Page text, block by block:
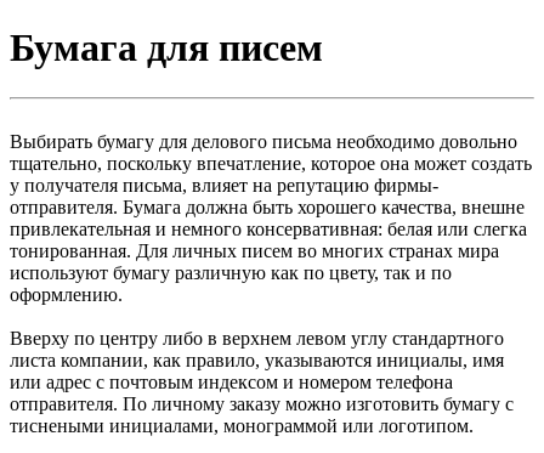
Бумага для писем
Выбирать бумагу для делового письма необходимо довольно
тщательно, поскольку впечатление, которое она может создать
у получателя письма, влияет на репутацию фирмы-
отправителя. Бумага должна быть хорошего качества, внешне
привлекательная и немного консервативная: белая или слегка
тонированная. Для личных писем во многих странах мира
используют бумагу различную как по цвету, так и по
оформлению.
Вверху по центру либо в верхнем левом углу стандартного
листа компании, как правило, указываются инициалы, имя
или адрес с почтовым индексом и номером телефона
отправителя. По личному заказу можно изготовить бумагу с
тиснеными инициалами, монограммой или логотипом.